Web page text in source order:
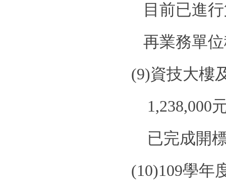
目前已進
再業務單
(9)資技大樓
1,238,000
已完成開
(10)109學年